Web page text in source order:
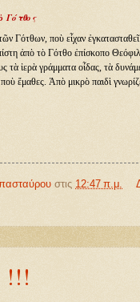
Γότθος
Γότθων, ποὺ εἶχαν
ἀπὸ τὸ Γότθο ἐπίσκοπο
τὰ ἱερὰ γράμματα οἶδας, τὰ
ποὺ ἔμαθες. Ἀπὸ μικρὸ παιδὶ
στις 12:47 π.μ.